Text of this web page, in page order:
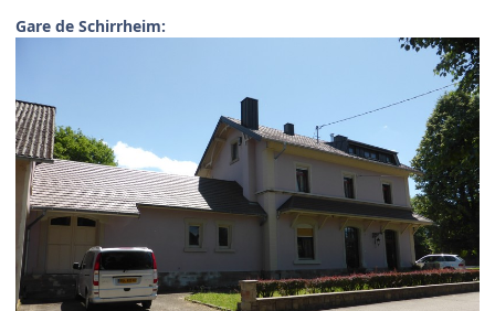
Gare de Schirrheim: